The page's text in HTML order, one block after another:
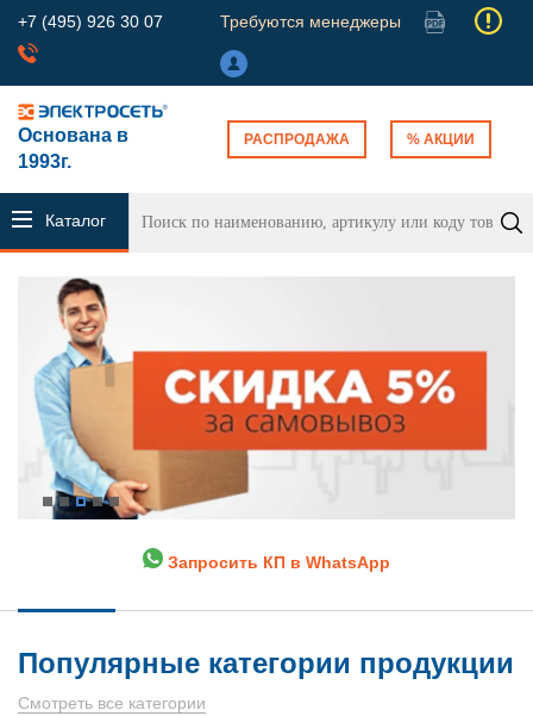
+7 (495) 926 30 07 Требуются менеджеры
Основана в
1993г.
РАСПРОДАЖА % АКЦИИ
Каталог
продукции
Запросить КП в WhatsApp
Популярные категории продукции
Смотреть все категории